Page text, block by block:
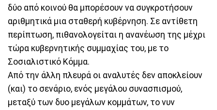
δύο από κοινού θα μπορέσουν να συγκροτήσουν
αριθμητικά μια σταθερή κυβέρνηση. Σε αντίθετη
περίπτωση, πιθανολογείται η ανανέωση της μέχρι
τώρα κυβερνητικής συμμαχίας του, με το
Σοσιαλιστικό Κόμμα.
Από την άλλη πλευρά οι αναλυτές δεν αποκλείουν
(και) το σενάριο, ενός μεγάλου συνασπισμού,
μεταξύ των δυο μεγάλων κομμάτων, το νυν